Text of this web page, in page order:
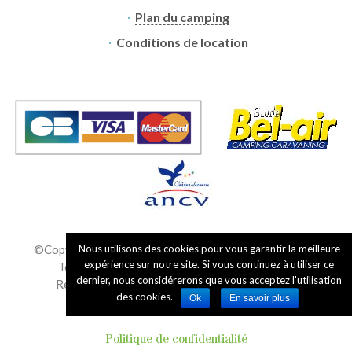
Plan du camping
Conditions de location
©Copyright2019 - 2026Camping de Ramberchamp|
Tous droits réservés - Reproduction interdite
Réalisation :Francecom, creation site internet
Mentions légales
Politique de confidentialité
Nous utilisons des cookies pour vous garantir la meilleure
expérience sur notre site. Si vous continuez à utiliser ce
dernier, nous considérerons que vous acceptez l'utilisation
des cookies.
Ok En savoir plus